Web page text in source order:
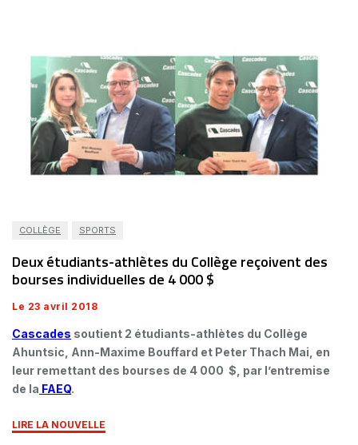
COLLÈGE SPORTS
Deux étudiants-athlètes du Collège reçoivent des
bourses individuelles de 4 000 $
Le 23 avril 2018
Cascades soutient 2 étudiants-athlètes du Collège
Ahuntsic, Ann-Maxime Bouffard et Peter Thach Mai, en
leur remettant des bourses de 4 000 $, par l’entremise
de la FAEQ.
LIRE LA NOUVELLE